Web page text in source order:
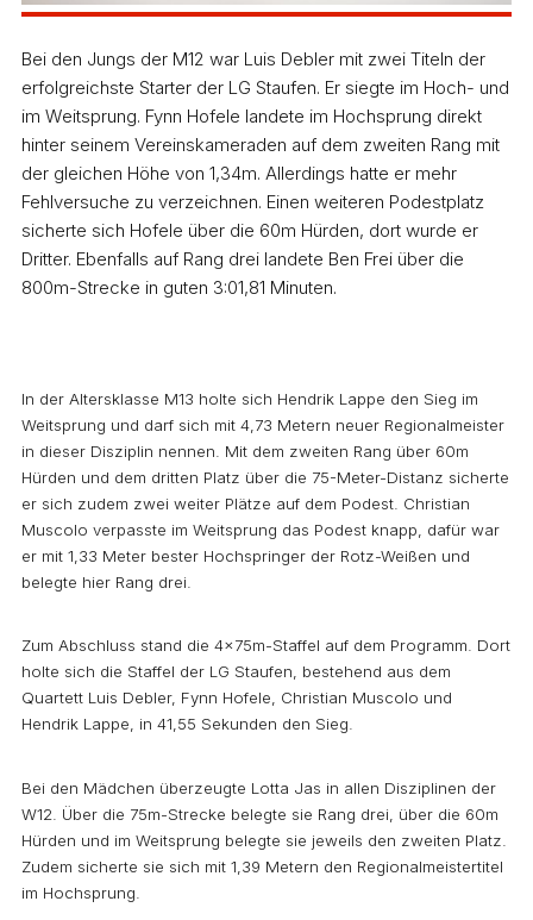
Bei den Jungs der M12 war Luis Debler mit zwei Titeln der
erfolgreichste Starter der LG Staufen. Er siegte im Hoch- und
im Weitsprung. Fynn Hofele landete im Hochsprung direkt
hinter seinem Vereinskameraden auf dem zweiten Rang mit
der gleichen Höhe von 1,34m. Allerdings hatte er mehr
Fehlversuche zu verzeichnen. Einen weiteren Podestplatz
sicherte sich Hofele über die 60m Hürden, dort wurde er
Dritter. Ebenfalls auf Rang drei landete Ben Frei über die
800m-Strecke in guten 3:01,81 Minuten.
In der Altersklasse M13 holte sich Hendrik Lappe den Sieg im
Weitsprung und darf sich mit 4,73 Metern neuer Regionalmeister
in dieser Disziplin nennen. Mit dem zweiten Rang über 60m
Hürden und dem dritten Platz über die 75-Meter-Distanz sicherte
er sich zudem zwei weiter Plätze auf dem Podest. Christian
Muscolo verpasste im Weitsprung das Podest knapp, dafür war
er mit 1,33 Meter bester Hochspringer der Rotz-Weißen und
belegte hier Rang drei.
Zum Abschluss stand die 4x75m-Staffel auf dem Programm. Dort
holte sich die Staffel der LG Staufen, bestehend aus dem
Quartett Luis Debler, Fynn Hofele, Christian Muscolo und
Hendrik Lappe, in 41,55 Sekunden den Sieg.
Bei den Mädchen überzeugte Lotta Jas in allen Disziplinen der
W12. Über die 75m-Strecke belegte sie Rang drei, über die 60m
Hürden und im Weitsprung belegte sie jeweils den zweiten Platz.
Zudem sicherte sie sich mit 1,39 Metern den Regionalmeistertitel
im Hochsprung.